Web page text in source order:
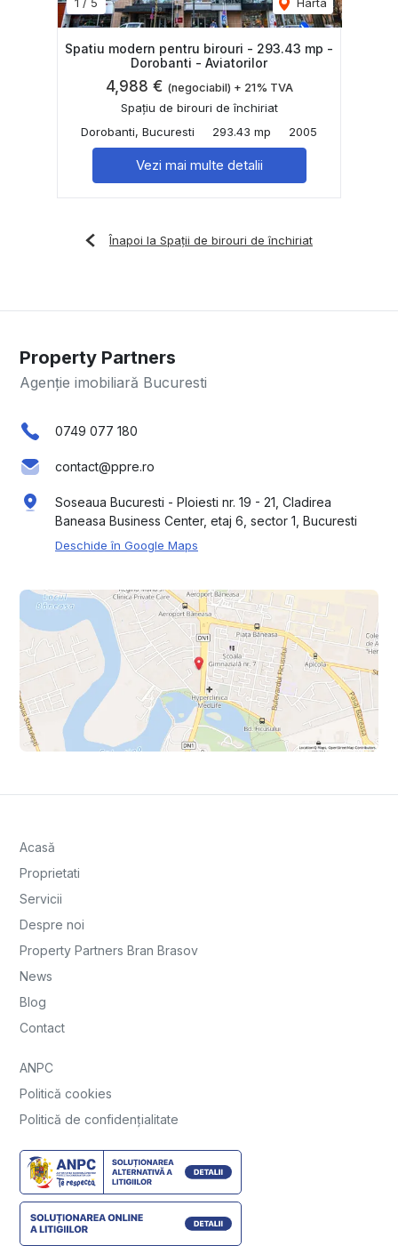
Spatiu modern pentru birouri - 293.43 mp -
Dorobanti - Aviatorilor
4,988 € (negociabil) + 21% TVA
Spațiu de birouri de închiriat
Dorobanti, Bucuresti
293.43 mp 2005
Vezi mai multe detalii
Înapoi la Spații de birouri de închiriat
Property Partners
Agenție imobiliară Bucuresti
0749 077 180
contact@ppre.ro
Soseaua Bucuresti - Ploiesti nr. 19 - 21, Cladirea
Baneasa Business Center, etaj 6, sector 1, Bucuresti
Deschide în Google Maps
Acasă
Proprietati
Servicii
Despre noi
Property Partners Bran Brasov
News
Blog
Contact
ANPC
Politică cookies
Politică de confidențialitate